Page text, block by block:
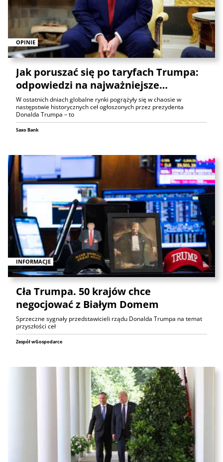
OPINIE
Jak poruszać się po taryfach Trumpa:
odpowiedzi na najważniejsze…
W ostatnich dniach globalne rynki pogrążyły się w chaosie w
następstwie historycznych ceł ogłoszonych przez prezydenta
Donalda Trumpa – to
Saxo Bank
INFORMACJE
Cła Trumpa. 50 krajów chce
negocjować z Białym Domem
Sprzeczne sygnały przedstawicieli rządu Donalda Trumpa na temat
przyszłości ceł
Zespół wGospodarce